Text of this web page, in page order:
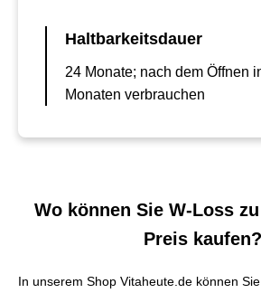
Haltbarkeitsdauer
24 Monate; nach dem Öffnen
Monaten verbrauchen
Wo können Sie W-Loss
Preis kaufen?
In unserem Shop Vitaheute.de können